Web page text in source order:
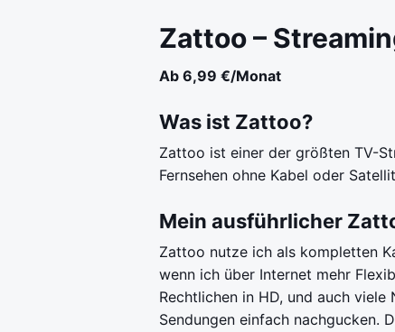
Zattoo –
Ab 6,99 €/Monat
Was ist Zattoo?
Zattoo ist einer der größten TV-
Fernsehen ohne Kabel oder
Mein ausführlicher
Zattoo nutze ich als kompletten
wenn ich über Internet mehr
Rechtlichen in HD, und auch
Sendungen einfach nachgucken.